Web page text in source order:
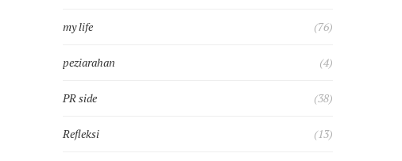
my life (76)
peziarahan (4)
PR side (38)
Refleksi (13)